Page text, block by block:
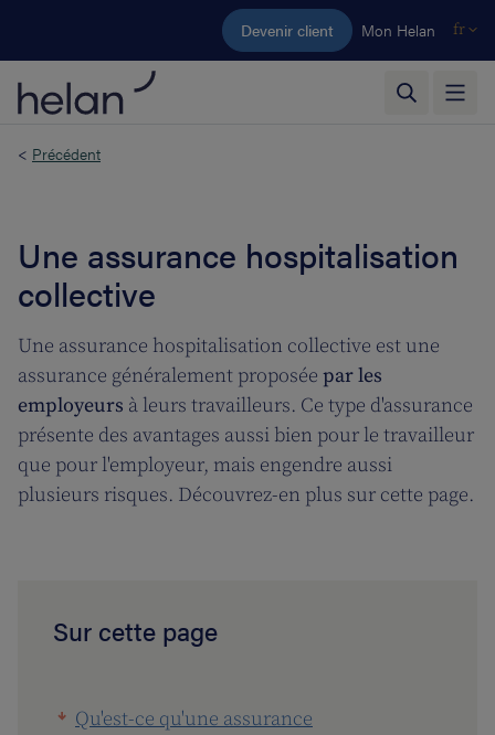
Aller au contenu principal
Devenir client Mon Helan fr
< Précédent
Une assurance hospitalisation
collective
Une assurance hospitalisation collective est une
assurance généralement proposée par les
employeurs à leurs travailleurs. Ce type d'assurance
présente des avantages aussi bien pour le travailleur
que pour l'employeur, mais engendre aussi
plusieurs risques. Découvrez-en plus sur cette page.
Sur cette page
Qu'est-ce qu'une assurance